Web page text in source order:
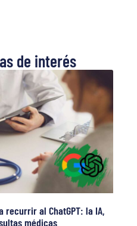
de interés
recurrir al ChatGPT: la IA,
médicas